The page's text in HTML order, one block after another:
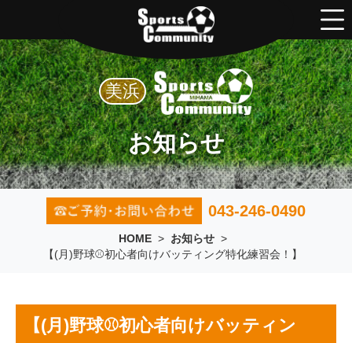
お知らせ
美浜
HOME > お知らせ >
【(月)野球⚾初心者向けバッティング特化練習会！】
043-246-0490
【(月)野球⚾初心者向けバッティン